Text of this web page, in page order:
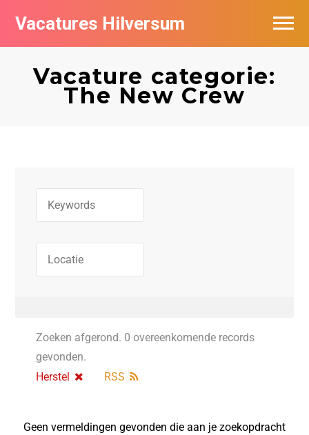
Vacatures Hilversum
Vacature categorie:
The New Crew
Zoeken afgerond. 0 overeenkomende records
gevonden.
Herstel
RSS
Geen vermeldingen gevonden die aan je zoekopdracht
Vacatures per bedrijf in Hilversum
De populairste vacatures in Hilversum